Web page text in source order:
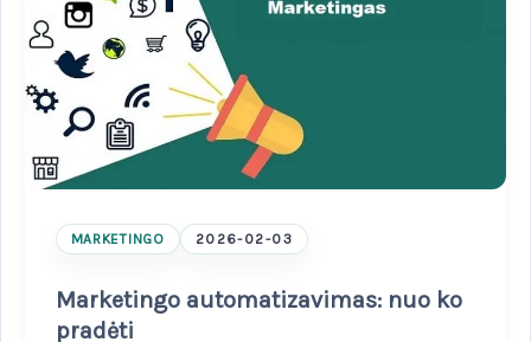
MARKETINGO 2026-02-03
Marketingo automatizavimas: nuo ko
pradėti